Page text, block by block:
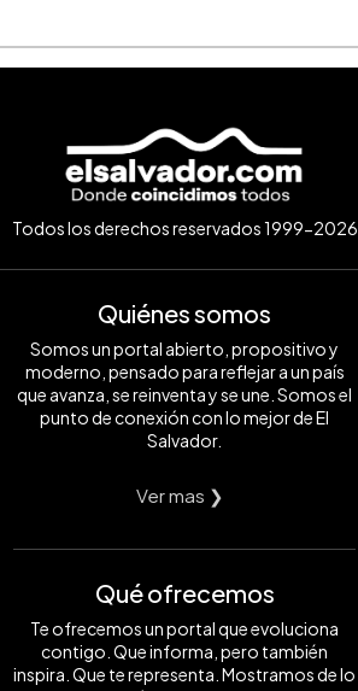
Todos los derechos reservados 1999-2026
Quiénes somos
Somos un portal abierto, propositivo y
moderno, pensado para reflejar a un país
que avanza, se reinventa y se une. Somos el
punto de conexión con lo mejor de El
Salvador.
Ver mas ❯
Qué ofrecemos
Te ofrecemos un portal que evoluciona
contigo. Que informa, pero también
inspira. Que te representa. Mostramos de lo